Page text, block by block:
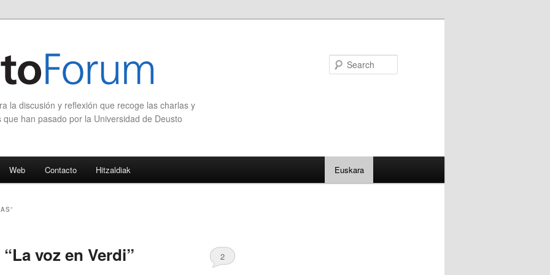
la discusión y reflexión que recoge las charlas y
han pasado por la Universidad de Deusto
Web Contacto Hitzaldiak Euskara
voz en Verdi” 2